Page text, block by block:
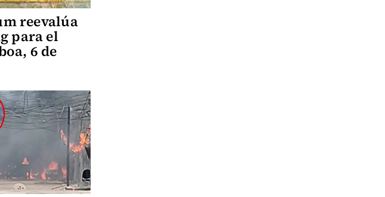
reevalúa
para el
6 de